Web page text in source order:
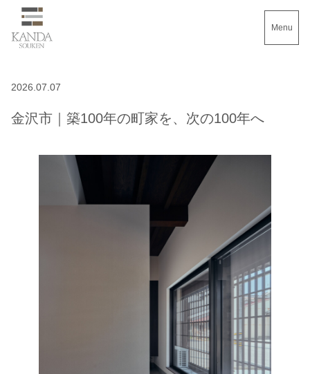
Menu
2026.07.07
金沢市｜築100年の町家を、次の100年へ